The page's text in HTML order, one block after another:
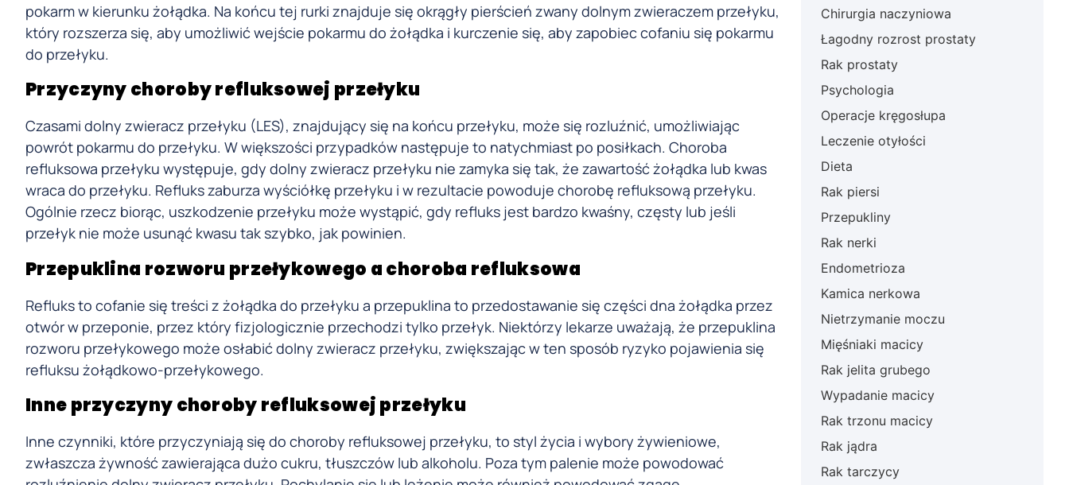
pokarm w kierunku żołądka. Na końcu tej rurki znajduje się okrągły pierścień zwany dolnym zwieraczem przełyku,
który rozszerza się, aby umożliwić wejście pokarmu do żołądka i kurczenie się, aby zapobiec cofaniu się pokarmu
do przełyku.
Przyczyny choroby refluksowej przełyku
Czasami dolny zwieracz przełyku (LES), znajdujący się na końcu przełyku, może się rozluźnić, umożliwiając
powrót pokarmu do przełyku. W większości przypadków następuje to natychmiast po posiłkach. Choroba
refluksowa przełyku występuje, gdy dolny zwieracz przełyku nie zamyka się tak, że zawartość żołądka lub kwas
wraca do przełyku. Refluks zaburza wyściółkę przełyku i w rezultacie powoduje chorobę refluksową przełyku.
Ogólnie rzecz biorąc, uszkodzenie przełyku może wystąpić, gdy refluks jest bardzo kwaśny, częsty lub jeśli
przełyk nie może usunąć kwasu tak szybko, jak powinien.
Przepuklina rozworu przełykowego a choroba refluksowa
Refluks to cofanie się treści z żołądka do przełyku a przepuklina to przedostawanie się części dna żołądka przez
otwór w przeponie, przez który fizjologicznie przechodzi tylko przełyk. Niektórzy lekarze uważają, że przepuklina
rozworu przełykowego może osłabić dolny zwieracz przełyku, zwiększając w ten sposób ryzyko pojawienia się
refluksu żołądkowo-przełykowego.
Inne przyczyny choroby refluksowej przełyku
Inne czynniki, które przyczyniają się do choroby refluksowej przełyku, to styl życia i wybory żywieniowe,
zwłaszcza żywność zawierająca dużo cukru, tłuszczów lub alkoholu. Poza tym palenie może powodować
Chirurgia naczyniowa
Łagodny rozrost prostaty
Rak prostaty
Psychologia
Operacje kręgosłupa
Leczenie otyłości
Dieta
Rak piersi
Przepukliny
Rak nerki
Endometrioza
Kamica nerkowa
Nietrzymanie moczu
Mięśniaki macicy
Rak jelita grubego
Wypadanie macicy
Rak trzonu macicy
Rak jądra
Rak tarczycy